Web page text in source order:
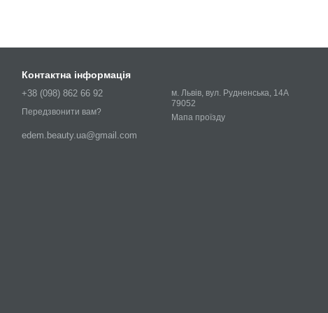
Контактна інформація
+38 (098) 862 66 92
Передзвонити вам?
edem.beauty.ua@gmail.com
м. Львів, вул. Рудненська, 14А
79052
Мапа проїзду